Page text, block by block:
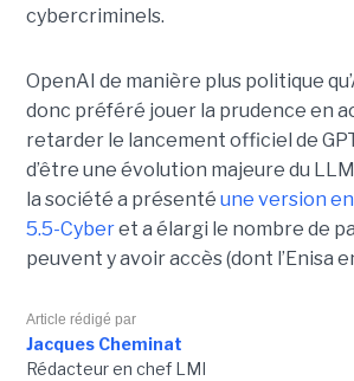
cybercriminels.
OpenAI de manière plus politique
donc préféré jouer la prudence en
retarder le lancement officiel de
d’être une évolution majeure du
la société a présenté une version
5.5-Cyberet a élargi le nombre de
peuvent y avoir accès (dont l’Enisa
Article rédigé par
Jacques Cheminat
Rédacteur en chef LMI